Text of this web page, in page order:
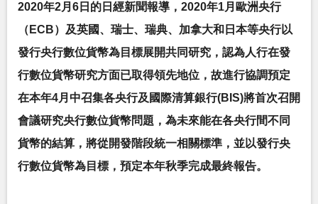
2020年2月6日的日經新聞報導，2020年1月歐洲央行
（ECB）及英國、瑞士、瑞典、加拿大和日本等央行以
發行央行數位貨幣為目標展開共同研究，認為人行在發
行數位貨幣研究方面已取得領先地位，故進行協調預定
在本年4月中召集各央行及國際清算銀行(BIS)將首次召開
會議研究央行數位貨幣問題，為未來能在各央行間不同
貨幣的結算，將從開發階段統一相關標準，並以發行央
行數位貨幣為目標，預定本年秋季完成最終報告。